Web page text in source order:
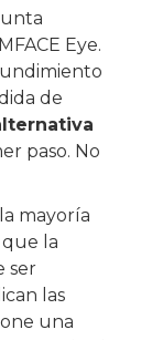
Eye.
de
paso. No
mayoría
la
ser
las
una